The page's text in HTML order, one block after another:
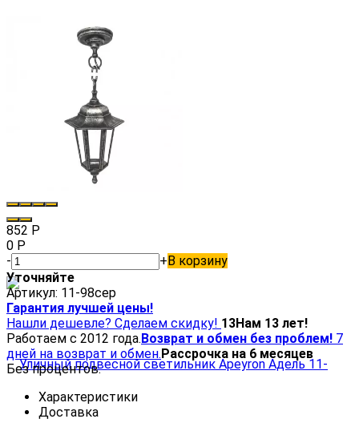
852 Р
0 Р
-
+В корзину
Уточняйте
Артикул: 11-98сер
Гарантия лучшей цены!
Нашли дешевле? Сделаем скидку! 13Нам 13 лет!
Работаем с 2012 года.Возврат и обмен без проблем! 7
дней на возврат и обмен.Рассрочка на 6 месяцев
Без процентов.
Характеристики
Доставка